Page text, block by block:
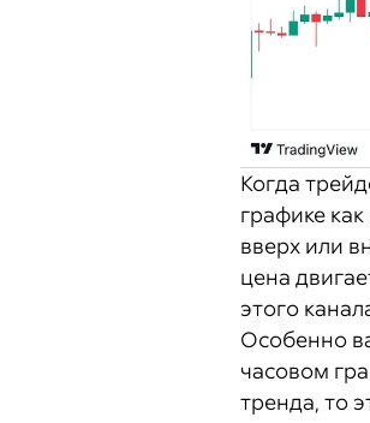
Когда
графике
вверх или
цена
этого
Особенно
часовом
тренда, то